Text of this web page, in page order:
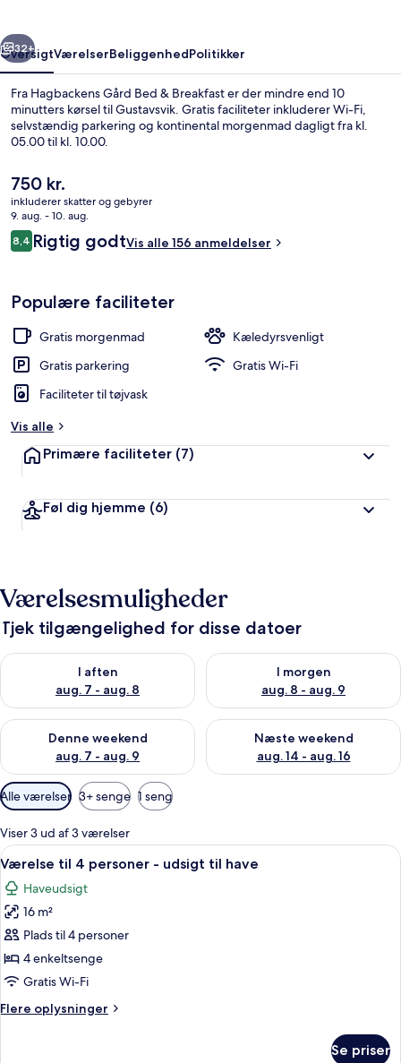
Stue
Næste
32+
OversigtVærelserBeliggenhedPolitikker
Fra Hagbackens Gård Bed & Breakfast er der mindre end 10
minutters kørsel til Gustavsvik. Gratis faciliteter inkluderer Wi-Fi,
selvstændig parkering og kontinental morgenmad dagligt fra kl.
05.00 til kl. 10.00.
Den
nuværende
pris
er
750 kr.
750 kr.
inkluderer skatter og gebyrer
9. aug. - 10. aug.
Anmeldelser
8,48,4 ud af 10.
Rigtig godtVis alle 156 anmeldelser
Populære faciliteter
Gratis morgenmad
Kæledyrsvenligt
Gratis parkering
Gratis Wi-Fi
Faciliteter til tøjvask
Vis alle
Primære faciliteter (7)
Føl dig hjemme (6)
Værelsesmuligheder
Tjek tilgængelighed for disse datoer
I aften
aug. 7 - aug. 8
Tjek tilgængelighed for i aften aug. 7 - aug. 8
I morgen
aug. 8 - aug. 9
Tjek tilgængelighed for i
Denne weekend
aug. 7 - aug. 9
Tjek tilgængelighed for denne weekend aug. 7 - aug. 9
Næste weekend
aug. 14 - aug. 16
Tjek tilgængelighed for næste
Tilgængelige
filtre
for
værelser
Alle værelser 3+ senge 1 seng
Viser 3 ud af 3 værelser
Indlæs
alle
billeder
af
Værelse
til
4
-
Et værelse med to senge, en stige,
5
Værelse til 4 personer - udsigt til have
Haveudsigt
16 m²
Plads til 4 personer
4 enkeltsenge
Gratis Wi-Fi
Flere oplysninger
Flere
Se priser